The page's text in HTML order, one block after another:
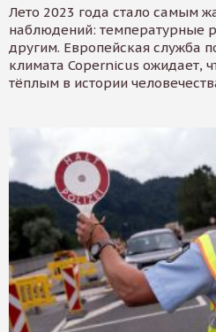
Лето 2023 года стало самым
наблюдений: температурные
другим. Европейская служба
климата Copernicus ожидает,
тёплым в истории